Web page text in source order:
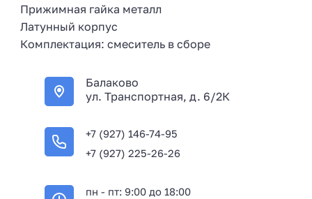
Прижимная гайка металл
Латунный корпус
Комплектация: смеситель в сборе
Балаково
ул. Транспортная, д. 6/2К
+7 (927) 146-74-95
+7 (927) 225-26-26
пн - пт: 9:00 до 18:00